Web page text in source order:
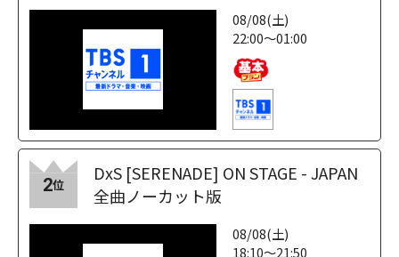
08/08(土)
22:00～01:00
2位
DxS [SERENADE] ON STAGE - JAPAN
全曲ノーカット版
08/08(土)
18:10～21:50